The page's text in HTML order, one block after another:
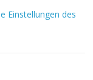
Einstellungen des